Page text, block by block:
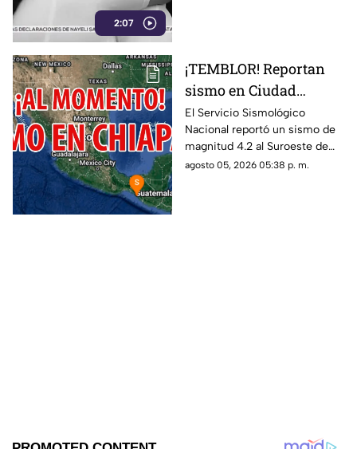
2:07
¡TEMBLOR! Reportan
sismo en Ciudad
Hidalgo, Chiapas, hoy 5
de agosto del 2026
El Servicio Sismológico
Nacional reportó un sismo de
magnitud 4.2 al Suroeste de
Ciudad Hidalgo, Chiapas. Aquí
agosto 05, 2026 05:38 p. m.